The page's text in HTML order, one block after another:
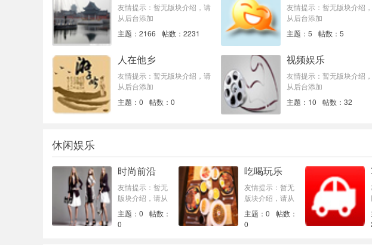
友情提示：暂无版块介绍，请
从后台添加
主题：2166
帖数：2231
友情提示：暂无版块介绍
从后台添加
主题：5
帖数：5
人在他乡
友情提示：暂无版块介绍，请
从后台添加
主题：0
帖数：0
视频娱乐
友情提示：暂无版块介绍
从后台添加
主题：10
帖数：32
休闲娱乐
时尚前沿
友情提示：暂无
版块介绍，请从
后台添加
主题：0
帖数：
0
吃喝玩乐
友情提示：暂无
版块介绍，请从
后台添加
主题：0
帖数：
0